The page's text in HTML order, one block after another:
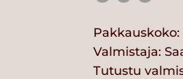
Pakkauskoko:
Valmistaja:
Tutustu